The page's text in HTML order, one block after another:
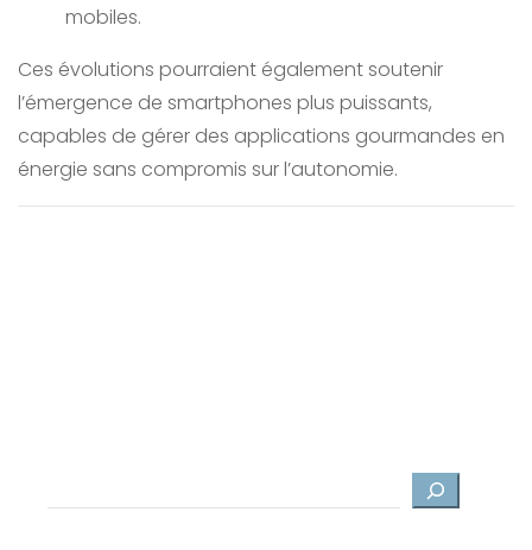
mobiles.
Ces évolutions pourraient également soutenir
l’émergence de smartphones plus puissants,
capables de gérer des applications gourmandes en
énergie sans compromis sur l’autonomie.